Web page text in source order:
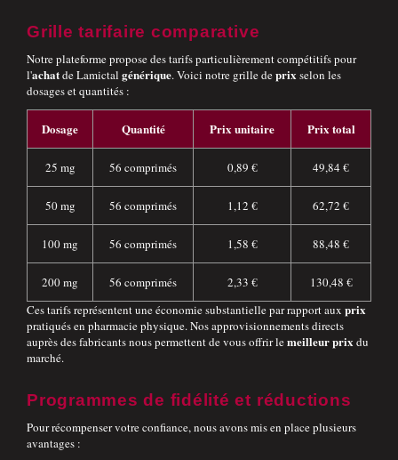
Grille tarifaire comparative
Notre plateforme propose des tarifs particulièrement compétitifs pour
l'achatde Lamictal générique. Voici notre grille deprixselon les
dosages et quantités :
Dosage Quantité Prix unitaire Prix total
25 mg 56 comprimés 0,89 € 49,84 €
50 mg 56 comprimés 1,12 € 62,72 €
100 mg 56 comprimés 1,58 € 88,48 €
200 mg 56 comprimés 2,33 €
130,48 €
Ces tarifs représentent une économie substantielle par rapport aux prix
pratiqués en pharmacie physique. Nos approvisionnements directs
auprès des fabricants nous permettent de vous offrir lemeilleur prixdu
marché.
Programmes de fidélité et réductions
Pour récompenser votre confiance, nous avons mis en place plusieurs
avantages :